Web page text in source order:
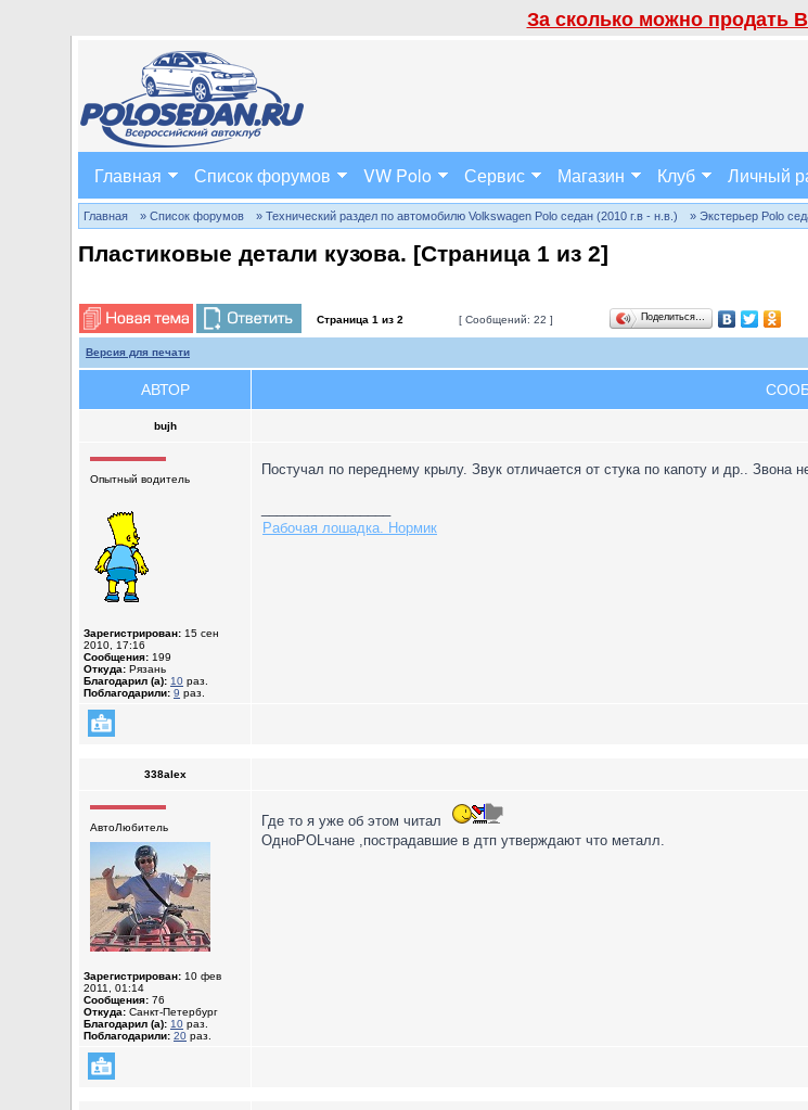
За сколько можно продать
Главная Список форумов VW Polo Сервис Магазин Клуб Личный
Главная » Список форумов » Технический раздел по автомобилю Volkswagen Polo седан (2010 г.в - н.в.) » Экстерьер Polo
Пластиковые детали кузова. [Страница 1 из 2]
Страница 1 из 2 [ Сообщений: 22 ] Поделиться…
Версия для печати
АВТОР
bujh
Опытный водитель
Зарегистрирован: 15 сен
2010, 17:16
Сообщения: 199
Откуда: Рязань
Благодарил (а): 10 раз.
Поблагодарили: 9 раз.
Постучал по переднему крылу. Звук отличается от стука по капоту и др.. Звона
Рабочая лошадка. Нормик
338alex
АвтоЛюбитель
Зарегистрирован: 10 фев
2011, 01:14
Сообщения: 76
Откуда: Санкт-Петербург
Благодарил (а): 10 раз.
Поблагодарили: 20 раз.
Где то я уже об этом читал
ОдноPOLчане ,пострадавшие в дтп утверждают что металл.